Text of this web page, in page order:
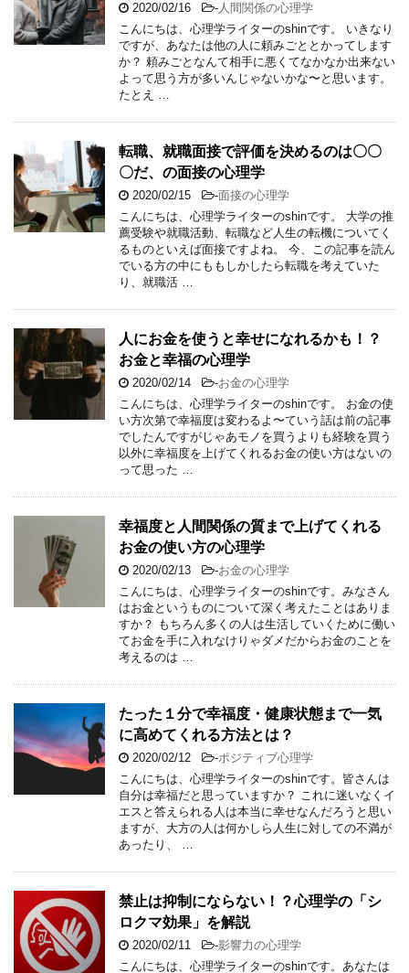
2020/02/16 -人間関係の心理学
こんにちは、心理学ライターのshinです。 いきなり
ですが、あなたは他の人に頼みごととかってします
か？ 頼みごとなんて相手に悪くてなかなか出来ない
よって思う方が多いんじゃないかな〜と思います。
たとえ …
転職、就職面接で評価を決めるのは〇〇
〇だ、の面接の心理学
2020/02/15 -面接の心理学
こんにちは、心理学ライターのshinです。 大学の推
薦受験や就職活動、転職など人生の転機についてく
るものといえば面接ですよね。 今、この記事を読ん
でいる方の中にももしかしたら転職を考えていた
り、就職活 …
人にお金を使うと幸せになれるかも！？
お金と幸福の心理学
2020/02/14 -お金の心理学
こんにちは、心理学ライターのshinです。 お金の使
い方次第で幸福度は変わるよ〜ていう話は前の記事
でしたんですがじゃあモノを買うよりも経験を買う
以外に幸福度を上げてくれるお金の使い方はないの
って思った …
幸福度と人間関係の質まで上げてくれる
お金の使い方の心理学
2020/02/13 -お金の心理学
こんにちは、心理学ライターのshinです。みなさん
はお金というものについて深く考えたことはありま
すか？ もちろん多くの人は生活していくために働い
てお金を手に入れなけりゃダメだからお金のことを
考えるのは …
たった１分で幸福度・健康状態まで一気
に高めてくれる方法とは？
2020/02/12 -ポジティブ心理学
こんにちは、心理学ライターのshinです。皆さんは
自分は幸福だと思っていますか？ これに迷いなくイ
エスと答えられる人は本当に幸せなんだろうと思い
ますが、大方の人は何かしら人生に対しての不満が
あったり、 …
禁止は抑制にならない！？心理学の「シ
ロクマ効果」を解説
2020/02/11 -影響力の心理学
こんにちは、心理学ライターのshinです。あなたは